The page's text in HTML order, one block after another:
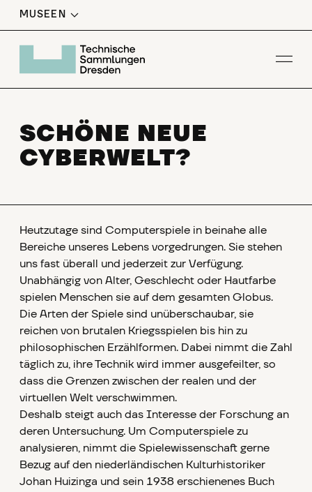
MUSEEN
SCHÖNE NEUE
CYBERWELT?
Heutzutage sind Computerspiele in beinahe alle
Bereiche unseres Lebens vorgedrungen. Sie stehen
uns fast überall und jederzeit zur Verfügung.
Unabhängig von Alter, Geschlecht oder Hautfarbe
spielen Menschen sie auf dem gesamten Globus.
Die Arten der Spiele sind unüberschaubar, sie
reichen von brutalen Kriegsspielen bis hin zu
philosophischen Erzählformen. Dabei nimmt die Zahl
täglich zu, ihre Technik wird immer ausgefeilter, so
dass die Grenzen zwischen der realen und der
virtuellen Welt verschwimmen.
Deshalb steigt auch das Interesse der Forschung an
deren Untersuchung. Um Computerspiele zu
analysieren, nimmt die Spielewissenschaft gerne
Bezug auf den niederländischen Kulturhistoriker
Johan Huizinga und sein 1938 erschienenes Buch